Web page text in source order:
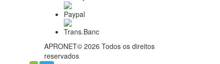
APRONET© 2026 Todos os direitos
reservados